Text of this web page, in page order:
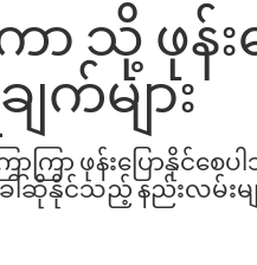
ကာ သို့ ဖု
က်များ
ကြာ ဖုန်းပြောနိုင်
ါ်ဆိုနိုင်သည့် နည်းလမ်းမ